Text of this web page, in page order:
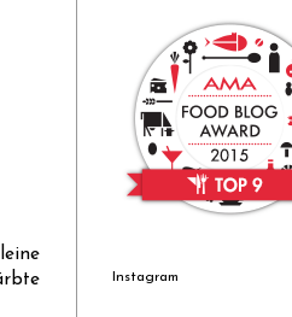
Instagram